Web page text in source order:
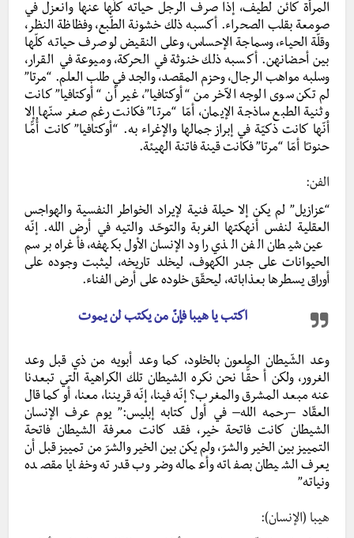
المرأة كائن لطيف، إذا صرف الرجل حياته كلّها عنها وانعزل في
صومعة بقلب الصحراء. أكسبه ذلك خشونة الطّبع، وفظاظة النظر،
وقلّة الحياء، وسماجة الإحساس، وعلى النقيض لو صرف حياته كلّها
بين أحضانهن. أكسبه ذلك خنوثة في الحركة، وميوعة في القرار،
وسلبه مواهب الرجال، وحزم المقصد، والجد في طلب العلم. “مرتا”
لم تكن سوى الوجه الآخر من “أوكتافيا”، غير أن “أوكتافيا” كانت
وثنية الطبع ساذجة الإيمان، أمّا “مرتا” فكانت رغم صغر سنّها إلا
أنّها كانت ذكيّة في إبراز جمالها والإغراء به. “أوكتافيا” كانت أُمًّـا
حنونـًا أمّا “مرتا” فكانت قينة فاتنة الهيئة.
الفن:
“عزازيل” لم يكن إلا حيلة فنية لإيراد الخواطر النفسية والهواجس
العقلية لنفس أنهكتها الغربة والتوحّد والتيه في أرض الله. إنّه
عين شيطان الفن الذي راود الإنسان الأول بكهفه، فأغراه برسم
الحيوانات على جدر الكهوف، ليخلد تاريخه، ليثبت وجوده على
أوراق يسطرها بعذاباته، ليحقّق خلوده على أرض الفناء.
اكتب يا هيبا فإنّ من يكتب لن يموت
وعد الشّيطان الملعون بالخلود، كما وعد أبويه من ذي قبل وعد
الغرور، ولكن أ حقًّـا نحن نكره الشيطان تلك الكراهية التي تبعدنا
عنه مبعد المشرق والمغرب؟ إنّه فينا، إنّه قريننا، معنا، أو كما قال
العقّاد –رحمه الله– في أول كتابه إبليس:” يوم عرف الإنسان
الشيطان كانت فاتحة خير، فقد كانت معرفة الشيطان فاتحة
التمييز بين الخير والشرّ، ولم يكن بين الخير والشرّ من تمييز قبل أن
يعرف الشيطان بصفاته وأعماله وضروب قدرته وخفايا مقصده
ونياته”
هيبا (الإنسان):